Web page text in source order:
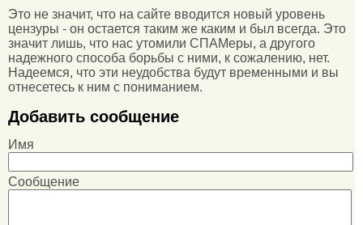
Это не значит, что на сайте вводится новый уровень
цензуры - он остается таким же каким и был всегда. Это
значит лишь, что нас утомили СПАМеры, а другого
надежного способа борьбы с ними, к сожалению, нет.
Надеемся, что эти неудобства будут временными и вы
отнесетесь к ним с пониманием.
Добавить сообщение
Имя
Сообщение